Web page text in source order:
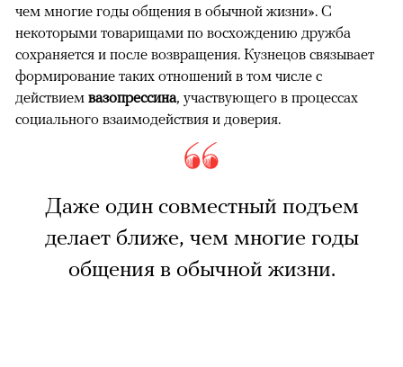
чем многие годы общения в обычной жизни». С
некоторыми товарищами по восхождению дружба
сохраняется и после возвращения. Кузнецов связывает
формирование таких отношений в том числе с
действием вазопрессина, участвующего в процессах
социального взаимодействия и доверия.
Даже один совместный подъем
делает ближе, чем многие годы
общения в обычной жизни.